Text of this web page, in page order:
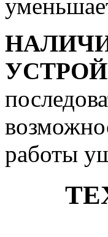
работы